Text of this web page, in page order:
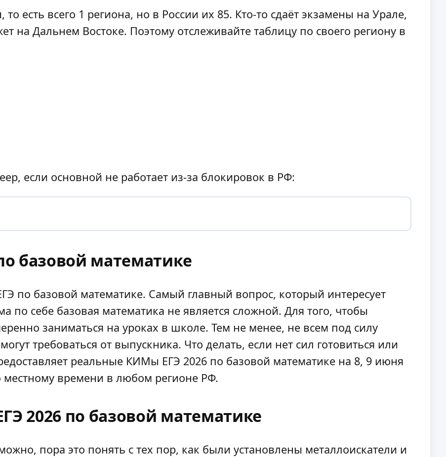
есть всего 1 региона, но в России их 85. Кто-то сдаёт экзамены на Урале,
на Дальнем Востоке. Поэтому отслеживайте таблицу по своего региону в
если основной не работает из-за блокировок в РФ:
базовой математике
по базовой математике. Самый главный вопрос, который интересует
по себе базовая математика не является сложной. Для того, чтобы
заниматься на уроках в школе. Тем не менее, не всем под силу
требоваться от выпускника. Что делать, если нет сил готовиться или
реальные КИМы ЕГЭ 2026 по базовой математике на 8, 9 июня
местному времени в любом регионе РФ.
2026 по базовой математике
пора это понять с тех пор, как были установлены металлоискатели и